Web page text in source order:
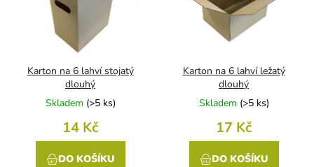
Karton na 6 lahví stojatý
dlouhý
Skladem (>5 ks)
14 Kč
DO KOŠÍKU
Karton na 6 lahví ležatý
dlouhý
Skladem (>5 ks)
17 Kč
DO KOŠÍKU